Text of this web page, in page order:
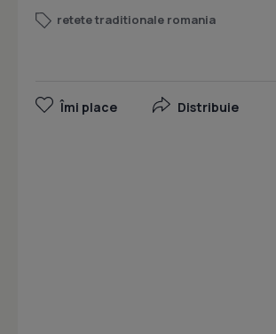
retete traditionale romania
Îmi place Distribuie